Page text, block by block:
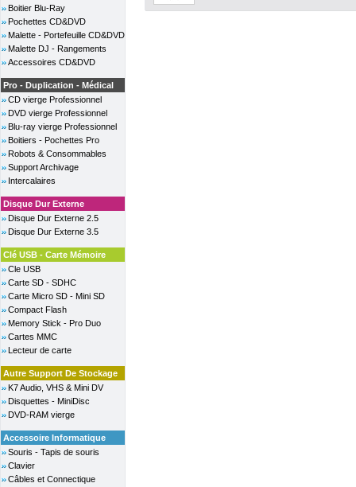
Boitier Blu-Ray
Pochettes CD&DVD
Malette - Portefeuille CD&DVD
Malette DJ - Rangements
Accessoires CD&DVD
Pro - Duplication - Médical
CD vierge Professionnel
DVD vierge Professionnel
Blu-ray vierge Professionnel
Boitiers - Pochettes Pro
Robots & Consommables
Support Archivage
Intercalaires
Disque Dur Externe
Disque Dur Externe 2.5
Disque Dur Externe 3.5
Clé USB - Carte Mémoire
Cle USB
Carte SD - SDHC
Carte Micro SD - Mini SD
Compact Flash
Memory Stick - Pro Duo
Cartes MMC
Lecteur de carte
Autre Support De Stockage
K7 Audio, VHS & Mini DV
Disquettes - MiniDisc
DVD-RAM vierge
Accessoire Informatique
Souris - Tapis de souris
Clavier
Câbles et Connectique